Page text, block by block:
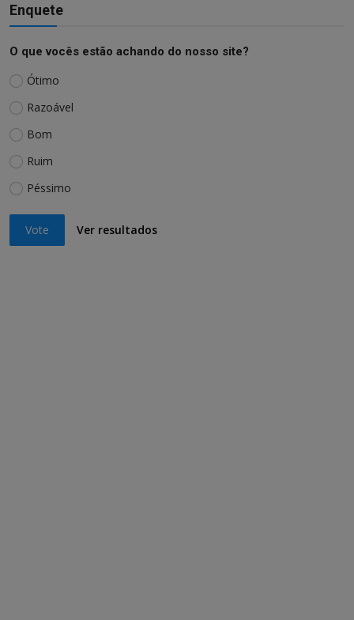
Enquete
O que vocês estão achando do nosso site?
Ótimo
Razoável
Bom
Ruim
Péssimo
Vote Ver resultados